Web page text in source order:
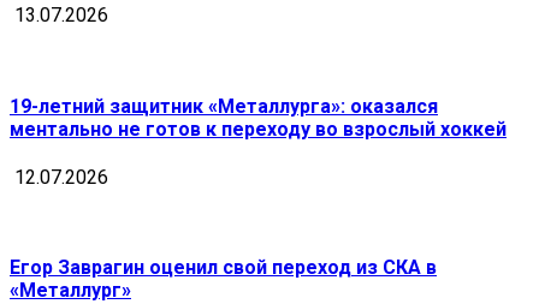
13.07.2026
19-летний защитник «Металлурга»: оказался
ментально не готов к переходу во взрослый хоккей
12.07.2026
Егор Заврагин оценил свой переход из СКА в
«Металлург»